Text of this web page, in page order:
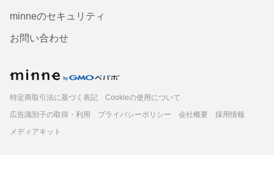
minneのセキュリティ
お問い合わせ
特定商取引法に基づく表記
Cookieの使用について
広告識別子の取得・利用
プライバシーポリシー 会社概要
採用情報
メディアキット